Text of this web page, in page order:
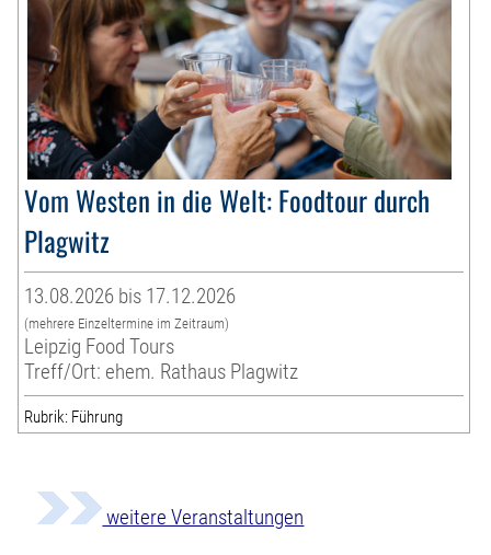
Vom Westen in die Welt: Foodtour durch
Plagwitz
13.08.2026 bis 17.12.2026
(mehrere Einzeltermine im Zeitraum)
Leipzig Food Tours
Treff/Ort: ehem. Rathaus Plagwitz
Rubrik: Führung
weitere Veranstaltungen